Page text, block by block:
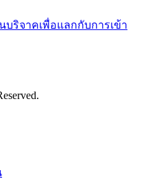
บริจาคเพื่อแลกกับการเข้า